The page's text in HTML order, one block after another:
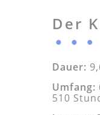
Der
Dauer:
Umfang:
510